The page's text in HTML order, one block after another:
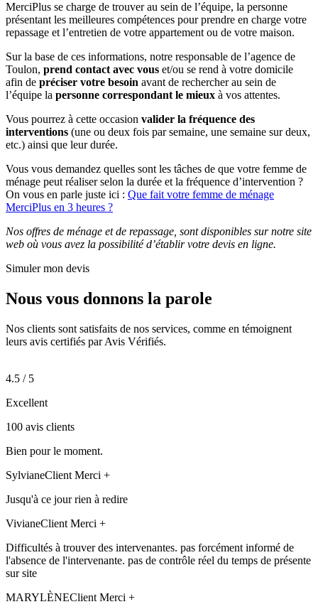
MerciPlus se charge de trouver au sein de l’équipe, la personne
présentant les meilleures compétences pour prendre en charge votre
repassage et l’entretien de votre appartement ou de votre maison.
Sur la base de ces informations, notre responsable de l’agence de
Toulon, prend contact avec vous et/ou se rend à votre domicile
afin de préciser votre besoin avant de rechercher au sein de
l’équipe la personne correspondant le mieux à vos attentes.
Vous pourrez à cette occasion valider la fréquence des
interventions (une ou deux fois par semaine, une semaine sur deux,
etc.) ainsi que leur durée.
Vous vous demandez quelles sont les tâches de que votre femme de
ménage peut réaliser selon la durée et la fréquence d’intervention ?
On vous en parle juste ici : Que fait votre femme de ménage
MerciPlus en 3 heures ?
Nos offres de ménage et de repassage, sont disponibles sur notre site
web où vous avez la possibilité d’établir votre devis en ligne.
Simuler mon devis
Nous vous donnons la parole
Nos clients sont satisfaits de nos services, comme en témoignent
leurs avis certifiés par Avis Vérifiés.
4.5 / 5
Excellent
100 avis clients
Bien pour le moment.
SylvianeClient Merci +
Jusqu'à ce jour rien à redire
VivianeClient Merci +
Difficultés à trouver des intervenantes. pas forcément informé de
l'absence de l'intervenante. pas de contrôle réel du temps de présente
sur site
MARYLÈNEClient Merci +